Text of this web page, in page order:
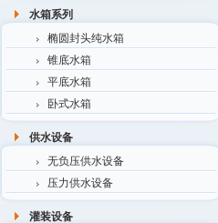
水箱系列
椭圆封头纯水箱
锥底水箱
平底水箱
卧式水箱
供水设备
无负压供水设备
压力供水设备
灌装设备